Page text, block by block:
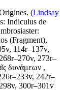
. (Lindsay
: Indiculus de
:
(Fragment),
114r–137v,
273r–
δυνάμεων ,
242r–
300r–301v